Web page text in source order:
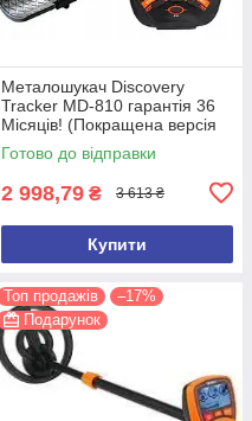
Металошукач Discovery
Tracker MD-810 гарантія 36
Місяців! (Покращена версія
2026 року)
Готово до відправки
2 998,79 ₴ 3 613 ₴
Купити
Топ продажів
–17%
Подарунок